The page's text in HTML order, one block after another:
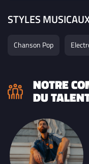
STYLES
Chanson Pop
NOTRE
DU